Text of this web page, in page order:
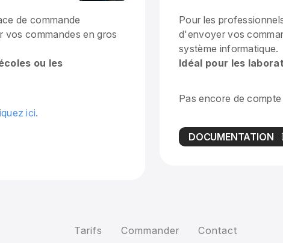
de commande
vos commandes en gros
ou les
ici.
Pour les
d'envoyer vos
système informatique.
Idéal pour les
Pas encore de
DOCUMENTATION
Tarifs Commander Contact